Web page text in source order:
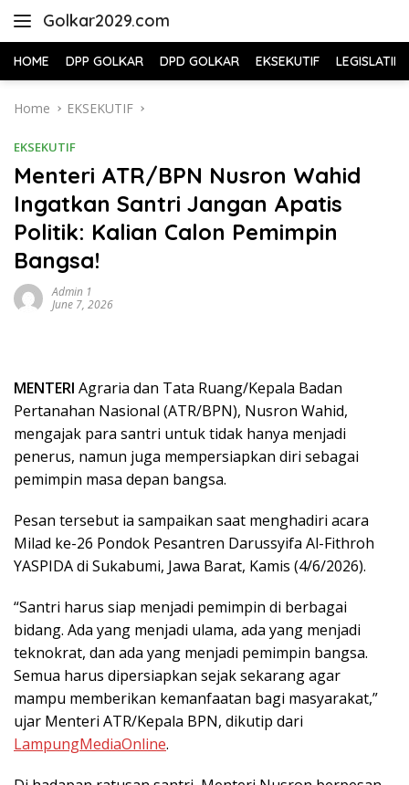
Golkar2029.com
HOME DPP GOLKAR DPD GOLKAR EKSEKUTIF LEGISLATIF
Home EKSEKUTIF
EKSEKUTIF
Menteri ATR/BPN Nusron Wahid
Ingatkan Santri Jangan Apatis
Politik: Kalian Calon Pemimpin
Bangsa!
Admin 1
June 7, 2026
MENTERI Agraria dan Tata Ruang/Kepala Badan
Pertanahan Nasional (ATR/BPN), Nusron Wahid,
mengajak para santri untuk tidak hanya menjadi
penerus, namun juga mempersiapkan diri sebagai
pemimpin masa depan bangsa.
Pesan tersebut ia sampaikan saat menghadiri acara
Milad ke-26 Pondok Pesantren Darussyifa Al-Fithroh
YASPIDA di Sukabumi, Jawa Barat, Kamis (4/6/2026).
“Santri harus siap menjadi pemimpin di berbagai
bidang. Ada yang menjadi ulama, ada yang menjadi
teknokrat, dan ada yang menjadi pemimpin bangsa.
Semua harus dipersiapkan sejak sekarang agar
mampu memberikan kemanfaatan bagi masyarakat,”
ujar Menteri ATR/Kepala BPN, dikutip dari
LampungMediaOnline.